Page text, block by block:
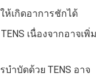
ห้เกิดอาการชักได้
เนื่องจากอาจเพิ่ม
บำบัดด้วย TENS อาจ